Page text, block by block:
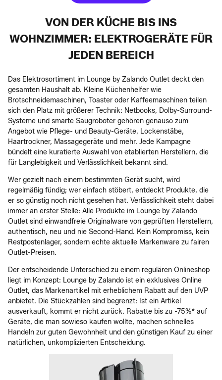
VON DER KÜCHE BIS INS
WOHNZIMMER: ELEKTROGERÄTE FÜR
JEDEN BEREICH
Das Elektrosortiment im Lounge by Zalando Outlet deckt den
gesamten Haushalt ab. Kleine Küchenhelfer wie
Brotschneidemaschinen, Toaster oder Kaffeemaschinen teilen
sich den Platz mit größerer Technik: Netbooks, Dolby-Surround-
Systeme und smarte Saugroboter gehören genauso zum
Angebot wie Pflege- und Beauty-Geräte, Lockenstäbe,
Haartrockner, Massagegeräte und mehr. Jede Kampagne
bündelt eine kuratierte Auswahl von etablierten Herstellern, die
für Langlebigkeit und Verlässlichkeit bekannt sind.
Wer gezielt nach einem bestimmten Gerät sucht, wird
regelmäßig fündig; wer einfach stöbert, entdeckt Produkte, die
er so günstig noch nicht gesehen hat. Verlässlichkeit steht dabei
immer an erster Stelle: Alle Produkte im Lounge by Zalando
Outlet sind einwandfreie Originalware von geprüften Herstellern,
authentisch, neu und nie Second-Hand. Kein Kompromiss, kein
Restpostenlager, sondern echte aktuelle Markenware zu fairen
Outlet-Preisen.
Der entscheidende Unterschied zu einem regulären Onlineshop
liegt im Konzept: Lounge by Zalando ist ein exklusives Online
Outlet, das Markenartikel mit erheblichem Rabatt auf den UVP
anbietet. Die Stückzahlen sind begrenzt: Ist ein Artikel
ausverkauft, kommt er nicht zurück. Rabatte bis zu -75%* auf
Geräte, die man sowieso kaufen wollte, machen schnelles
Handeln zur guten Gewohnheit und den günstigen Kauf zu einer
natürlichen, unkomplizierten Entscheidung.